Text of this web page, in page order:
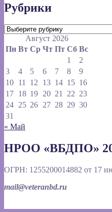
Рубрики
Рубрики
Август 2026
Пн Вт Ср Чт Пт Сб Вс
1
2
3
4 5 6 7 8
9
10 11 12 13 14 15 16
17 18 19 20 21 22 23
24 25 26 27 28 29 30
31
« Май
НРОО «ВБДПО»
ОГРН: 1255200014882 от 17
mail@veteranbd.ru